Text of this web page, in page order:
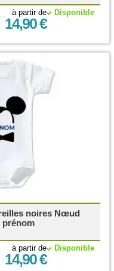
Disponible
à partir de
14,90 €
noires Nœud
prénom
Disponible
à partir de
14,90 €